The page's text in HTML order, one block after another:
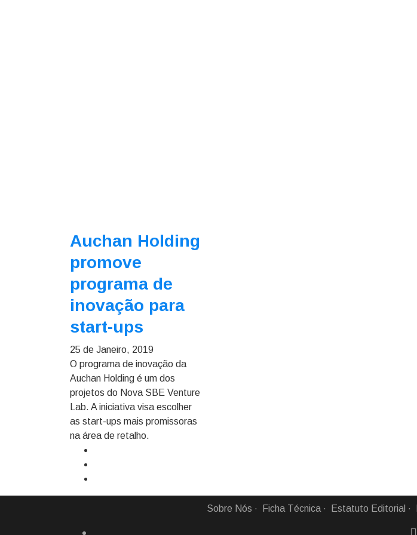
Auchan Holding
promove
programa de
inovação para
start-ups
25 de Janeiro, 2019
O programa de inovação da
Auchan Holding é um dos
projetos do Nova SBE Venture
Lab. A iniciativa visa escolher
as start-ups mais promissoras
na área de retalho.
Sobre Nós Ficha Técnica Estatuto Editorial